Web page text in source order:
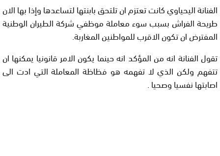
الفنانة اليحياوي كانت تعتزم ان تلتحق بابنتها لتساعدها وإذا بها الان
طريحة الفراش بسبب سوء معاملة موظفي شركة الطيران الوطنية
المفترض ان تكون الاقرب للمواطنين المغاربة.
تقول الفنانة انه من المؤكد انه حينما يكون الامر قانونيا يمكنها ان
تتفهم ولكن الذي لا تفهمه هو فظاظة المعاملة التي ادت الى
اصابتها نفسيا وصحيا .